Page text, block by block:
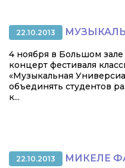
22.10.2013
4 ноября в Большом зале
концерт фестиваля
«Музыкальная
объединять студентов
к...
22.10.2013
МИКЕЛЕ